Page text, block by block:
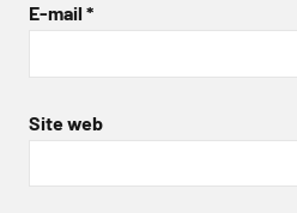
E-mail *
Site web